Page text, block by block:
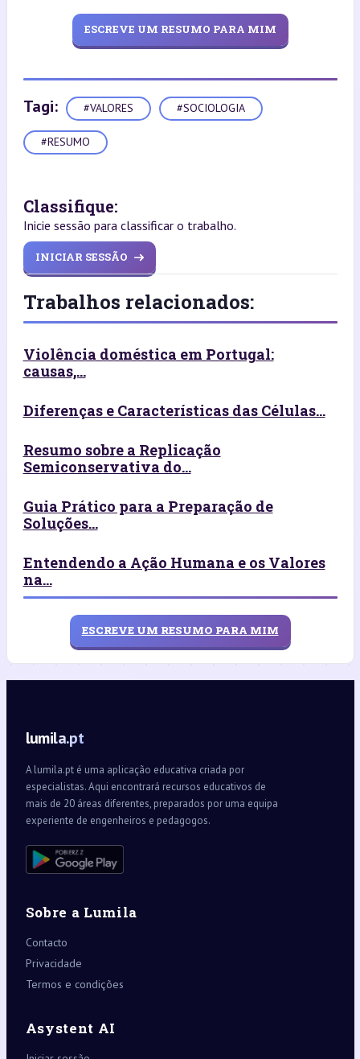
ESCREVE UM RESUMO PARA MIM
Tagi: #VALORES #SOCIOLOGIA
#RESUMO
Classifique:
Inicie sessão para classificar o trabalho.
INICIAR SESSÃO
Trabalhos relacionados:
Violência doméstica em Portugal:
causas,...
Diferenças e Características das Células...
Resumo sobre a Replicação
Semiconservativa do...
Guia Prático para a Preparação de
Soluções...
Entendendo a Ação Humana e os Valores
na...
ESCREVE UM RESUMO PARA MIM
lumila.pt
A lumila.pt é uma aplicação educativa criada por
especialistas. Aqui encontrará recursos educativos de
mais de 20 áreas diferentes, preparados por uma equipa
experiente de engenheiros e pedagogos.
Sobre a Lumila
Contacto
Privacidade
Termos e condições
Asystent AI